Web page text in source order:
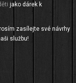
jako dárek k
zasílejte své návrhy
službu!